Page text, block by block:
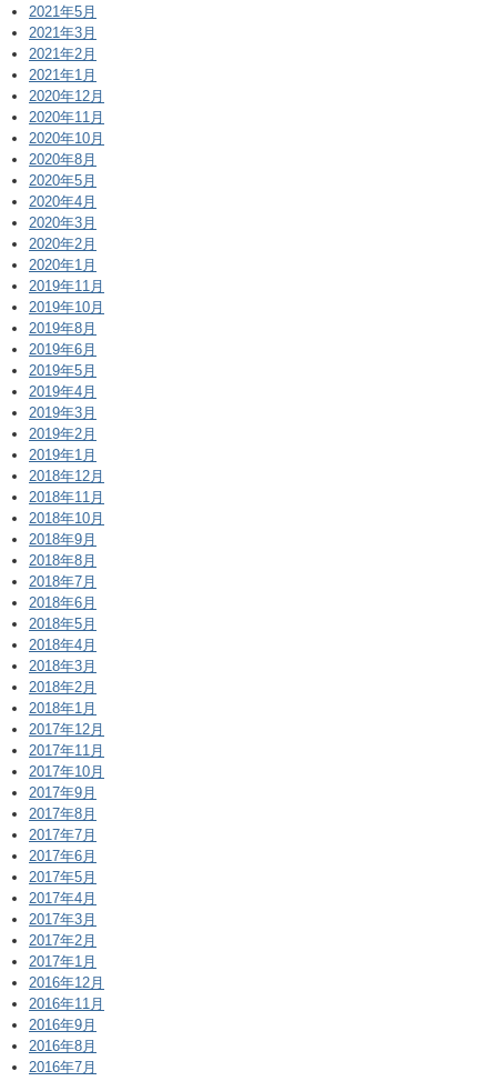
2021年5月
2021年3月
2021年2月
2021年1月
2020年12月
2020年11月
2020年10月
2020年8月
2020年5月
2020年4月
2020年3月
2020年2月
2020年1月
2019年11月
2019年10月
2019年8月
2019年6月
2019年5月
2019年4月
2019年3月
2019年2月
2019年1月
2018年12月
2018年11月
2018年10月
2018年9月
2018年8月
2018年7月
2018年6月
2018年5月
2018年4月
2018年3月
2018年2月
2018年1月
2017年12月
2017年11月
2017年10月
2017年9月
2017年8月
2017年7月
2017年6月
2017年5月
2017年4月
2017年3月
2017年2月
2017年1月
2016年12月
2016年11月
2016年9月
2016年8月
2016年7月